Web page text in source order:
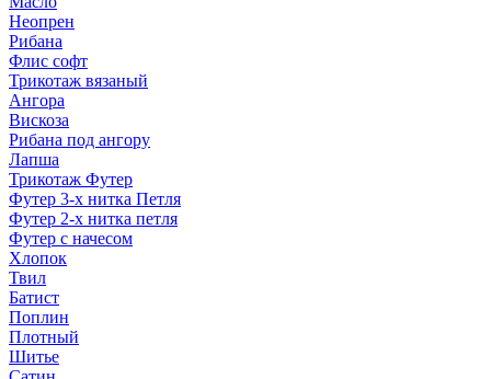
Неопрен
Рибана
Флис софт
Трикотаж вязаный
Ангора
Вискоза
Рибана под ангору
Лапша
Трикотаж Футер
Футер 3-х нитка Петля
Футер 2-х нитка петля
Футер с начесом
Хлопок
Твил
Батист
Поплин
Плотный
Шитье